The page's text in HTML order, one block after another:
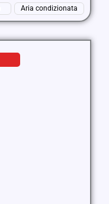
Aria condizionata